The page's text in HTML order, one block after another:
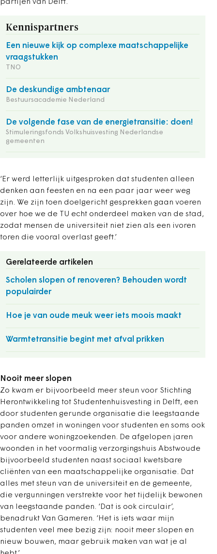
partijen van Delft.
Kennispartners
Een nieuwe kijk op complexe maatschappelijke
vraagstukken
TNO
De deskundige ambtenaar
Bestuursacademie Nederland
De volgende fase van de energietransitie: doen!
Stimuleringsfonds Volkshuisvesting Nederlandse
gemeenten
‘Er werd letterlijk uitgesproken dat studenten alleen
denken aan feesten en na een paar jaar weer weg
zijn. We zijn toen doelgericht gesprekken gaan voeren
over hoe we de TU echt onderdeel maken van de stad,
zodat mensen de universiteit niet zien als een ivoren
toren die vooral overlast geeft.’
Gerelateerde artikelen
Scholen slopen of renoveren? Behouden wordt
populairder
Hoe je van oude meuk weer iets moois maakt
Warmtetransitie begint met afval prikken
Nooit meer slopen
Zo kwam er bijvoorbeeld meer steun voor Stichting
Herontwikkeling tot Studentenhuisvesting in Delft, een
door studenten gerunde organisatie die leegstaande
panden omzet in woningen voor studenten en soms ook
voor andere woningzoekenden. De afgelopen jaren
woonden in het voormalig verzorgingshuis Abstwoude
bijvoorbeeld studenten naast sociaal kwetsbare
cliënten van een maatschappelijke organisatie. Dat
alles met steun van de universiteit en de gemeente,
die vergunningen verstrekte voor het tijdelijk bewonen
van leegstaande panden. ‘Dat is ook circulair’,
benadrukt Van Gameren. ‘Het is iets waar mijn
studenten veel mee bezig zijn: nooit meer slopen en
nieuw bouwen, maar gebruik maken van wat je al